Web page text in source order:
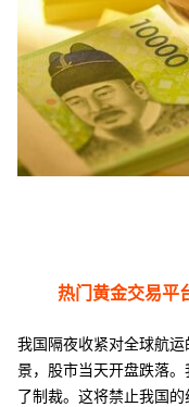
热门黄金交易平
我国隔夜收紧对全球航
景，股市当天开盘跌落
了制裁。这将禁止我国